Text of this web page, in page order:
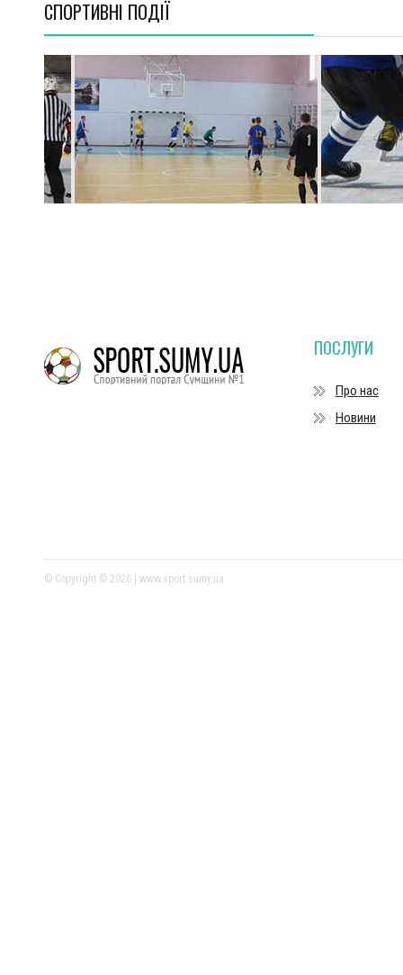
СПОРТИВНI ПОДІЇ
ПОСЛУГИ
Про нас
Новини
© Copyright © 2026 | www.sport.sumy.ua